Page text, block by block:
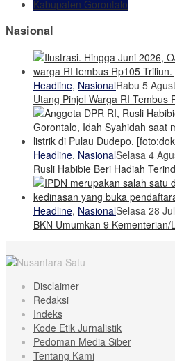
Kabupaten Gorontalo
Nasional
Headline, NasionalRabu 5
Utang Pinjol Warga RI Tembus
Headline, NasionalSelasa 4
Rusli Habibie Beri Hadiah
Headline, NasionalSelasa 28
BKN Umumkan 9
Disclaimer
Redaksi
Indeks
Kode Etik Jurnalistik
Pedoman Media Siber
Tentang Kami